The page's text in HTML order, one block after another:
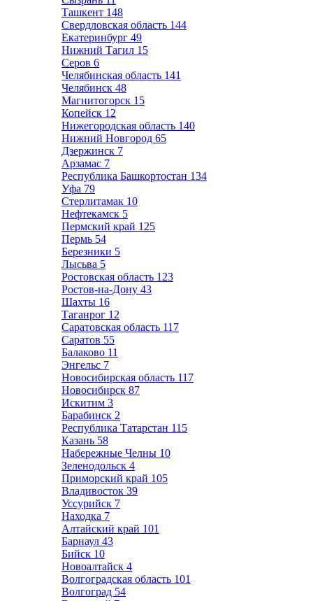
Ташкент 148
Свердловская область 144
Екатеринбург 49
Нижний Тагил 15
Серов 6
Челябинская область 141
Челябинск 48
Магнитогорск 15
Копейск 12
Нижегородская область 140
Нижний Новгород 65
Дзержинск 7
Арзамас 7
Республика Башкортостан 134
Уфа 79
Стерлитамак 10
Нефтекамск 5
Пермский край 125
Пермь 54
Березники 5
Лысьва 5
Ростовская область 123
Ростов-на-Дону 43
Шахты 16
Таганрог 12
Саратовская область 117
Саратов 55
Балаково 11
Энгельс 7
Новосибирская область 117
Новосибирск 87
Искитим 3
Барабинск 2
Республика Татарстан 115
Казань 58
Набережные Челны 10
Зеленодольск 4
Приморский край 105
Владивосток 39
Уссурийск 7
Находка 7
Алтайский край 101
Барнаул 43
Бийск 10
Новоалтайск 4
Волгоградская область 101
Волгоград 54